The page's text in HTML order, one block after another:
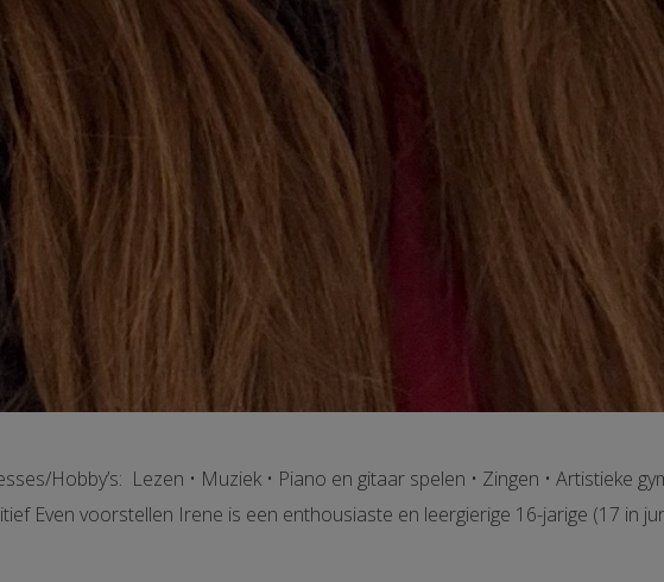
Hobby’s: Lezen • Muziek • Piano en gitaar spelen • Zingen • Artistieke
Even voorstellen Irene is een enthousiaste en leergierige 16-jarige (17 in